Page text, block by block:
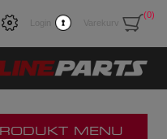
Login Varekurv
(0)
RODUKT MENU